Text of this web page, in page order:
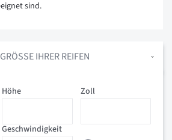
sind.
IHRER REIFEN
Zoll
Höhe
Geschwindigkeit